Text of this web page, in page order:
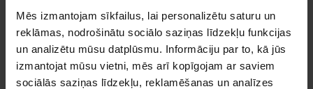
Mēs izmantojam sīkfailus, lai personalizētu saturu un
reklāmas, nodrošinātu sociālo saziņas līdzekļu funkcijas
un analizētu mūsu datplūsmu. Informāciju par to, kā jūs
izmantojat mūsu vietni, mēs arī kopīgojam ar saviem
sociālās saziņas līdzekļu, reklamēšanas un analīzes
Akcija!